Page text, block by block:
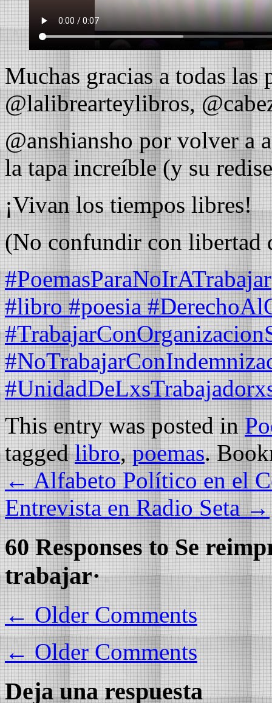
Muchas gracias a todas las
@lalibrearteylibros,
@anshiansho por volver a
la tapa increíble (y su
¡Vivan los tiempos libres!
(No confundir con libertad
#PoemasParaNoIrATrabajar
#libro#poesia
This entry was posted in
taggedlibro,poemas.
←Alfabeto Político en el
Entrevista en Radio Seta→
60 Responses toSe
trabajar·
←Older Comments
←Older Comments
Deja una respuesta